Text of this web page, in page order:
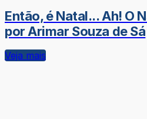
Então, é Natal... Ah! O
por Arimar Souza de Sá
Veja mais